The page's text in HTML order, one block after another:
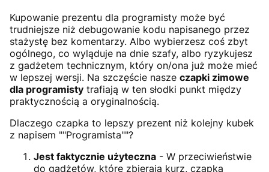
Kupowanie prezentu dla programisty może być
trudniejsze niż debugowanie kodu napisanego przez
stażystę bez komentarzy. Albo wybierzesz coś zbyt
ogólnego, co wyląduje na dnie szafy, albo ryzykujesz
z gadżetem technicznym, który on/ona już może mieć
w lepszej wersji. Na szczęście nasze czapki zimowe
dla programisty trafiają w ten słodki punkt między
praktycznością a oryginalnością.
Dlaczego czapka to lepszy prezent niż kolejny kubek
z napisem ""Programista""?
Jest faktycznie użyteczna - W przeciwieństwie
do gadżetów, które zbierają kurz, czapka